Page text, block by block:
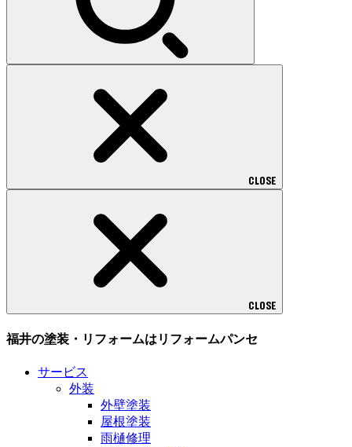
CLOSE
CLOSE
福井の塗装・リフォームはリフォームパンセ
サービス
外装
外壁塗装
屋根塗装
雨樋修理